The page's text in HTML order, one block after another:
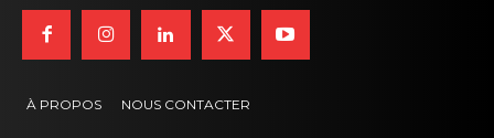
À PROPOS NOUS CONTACTER